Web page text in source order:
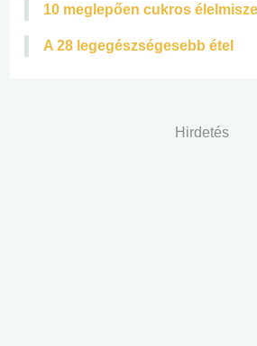
10 meglepően cukros
A 28 legegészségesebb étel
Hirdetés